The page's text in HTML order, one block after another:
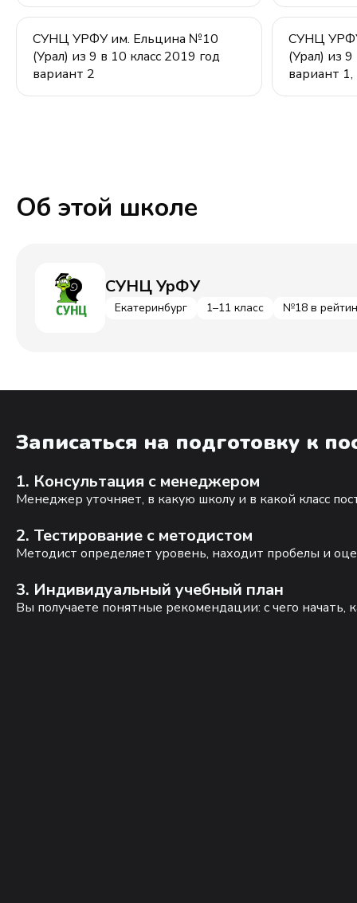
СУНЦ УРФУ им. Ельцина №10
(Урал) из 9 в 10 класс 2019 год
вариант 2
СУНЦ
(Урал) из
вариант 1,
Об этой школе
СУНЦ УрФУ
Екатеринбург 1–11 класс №18 в
Записаться на подготовку к
1. Консультация с менеджером
Менеджер уточняет, в какую школу и в какой класс
2. Тестирование с методистом
Методист определяет уровень, находит пробелы и
3. Индивидуальный учебный план
Вы получаете понятные рекомендации: с чего начать,